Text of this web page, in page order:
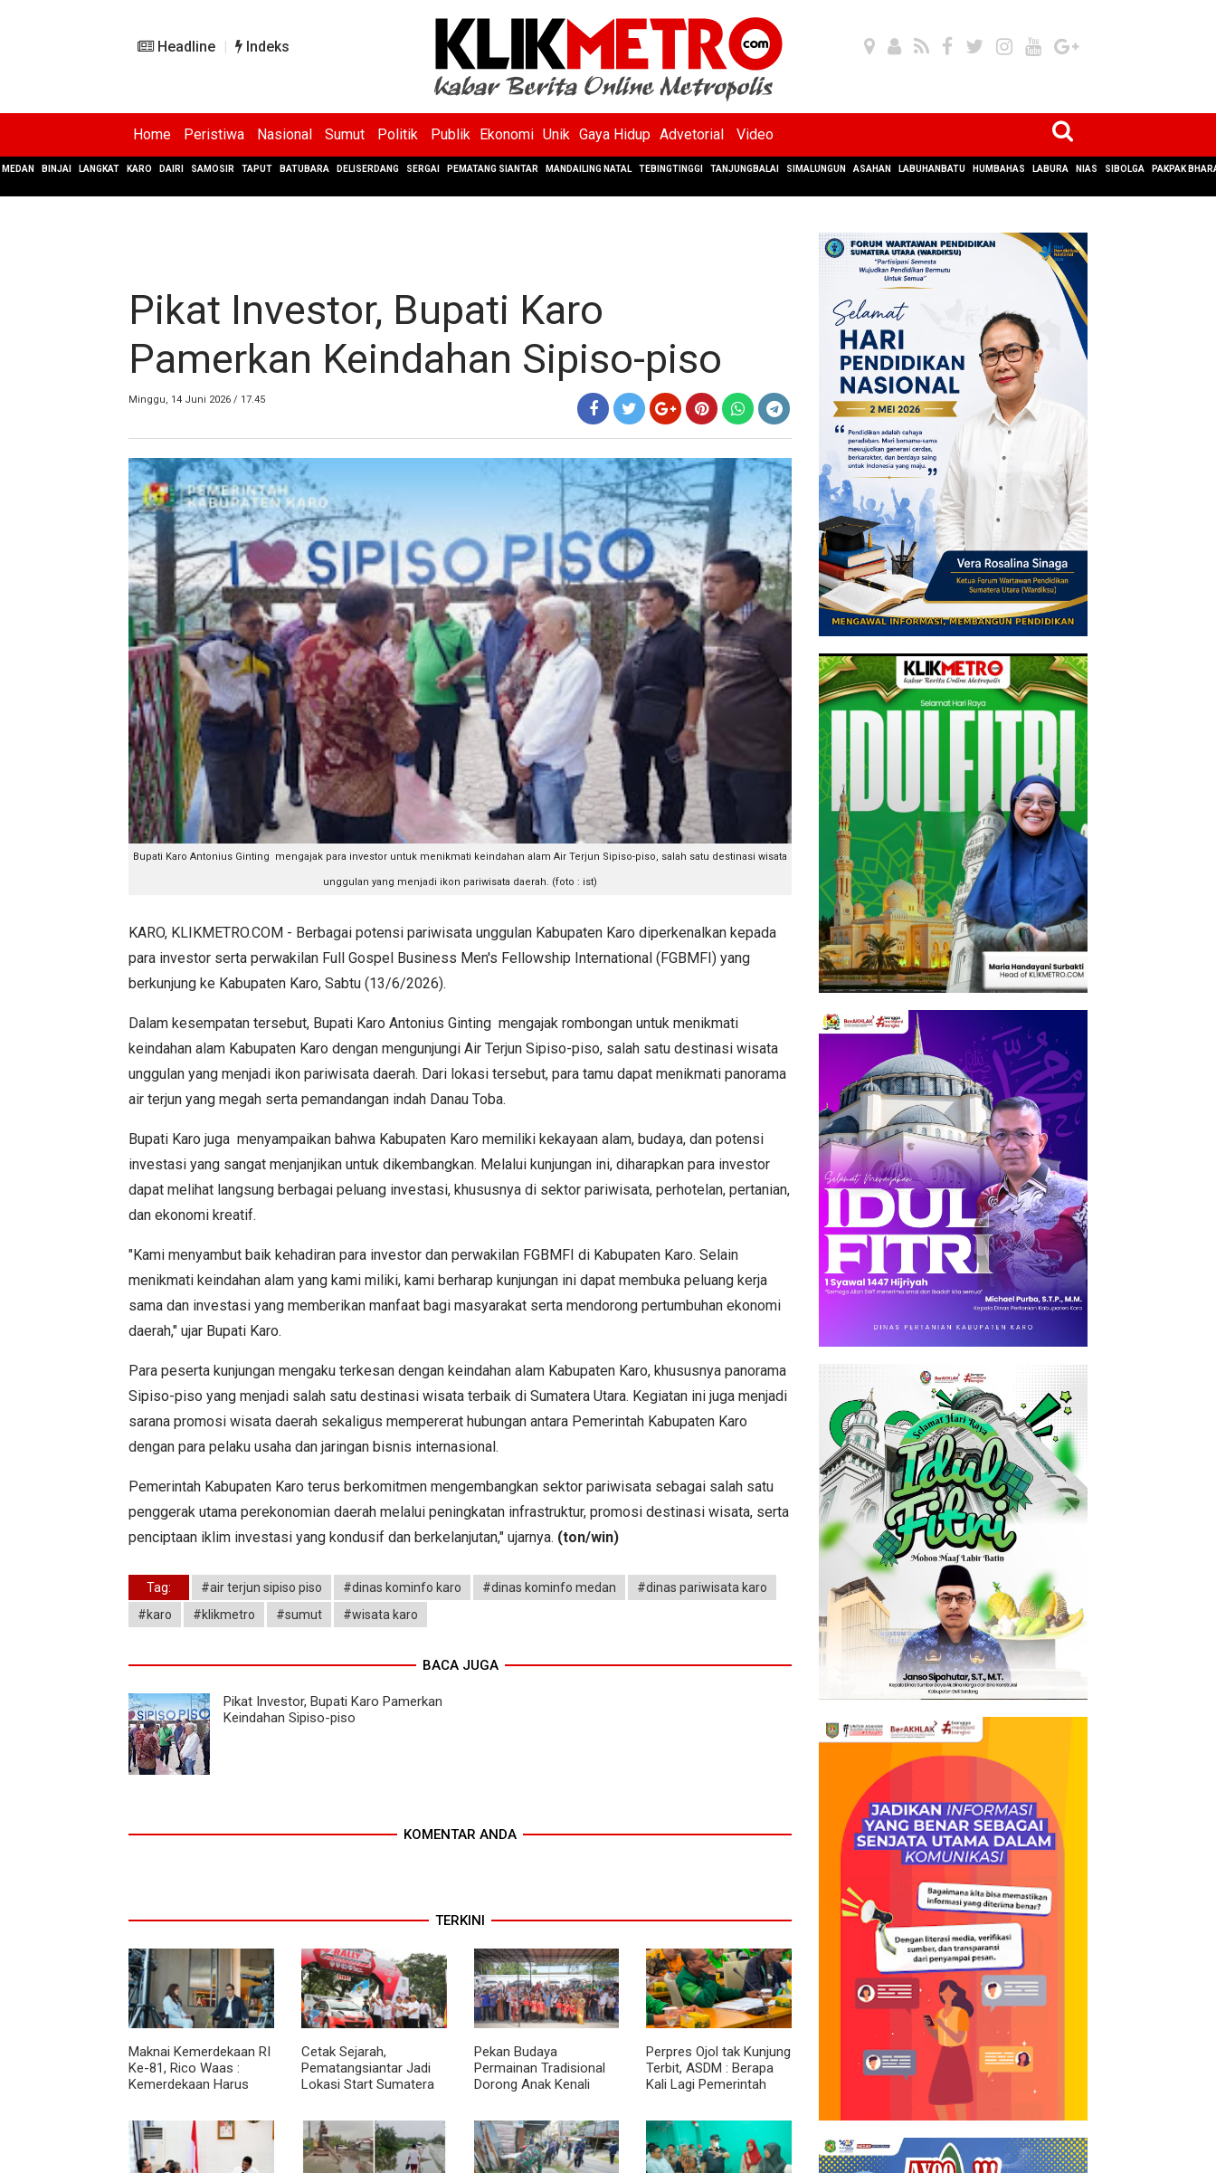
Headline Indeks
Home Peristiwa Nasional Sumut Politik Publik Ekonomi Unik Gaya Hidup Advetorial Video
MEDAN BINJAI LANGKAT KARO DAIRI SAMOSIR TAPUT BATUBARA DELISERDANG SERGAI PEMATANG SIANTAR MANDAILING NATAL TEBINGTINGGI TANJUNGBALAI SIMALUNGUN ASAHAN LABUHANBATU HUMBAHAS LABURA NIAS SIBOLGA PAKPAK
Pikat Investor, Bupati Karo
Pamerkan Keindahan Sipiso-piso
Minggu, 14 Juni 2026 / 17.45
Bupati Karo Antonius Ginting mengajak para investor untuk menikmati keindahan alam Air Terjun Sipiso-piso, salah satu destinasi wisata
unggulan yang menjadi ikon pariwisata daerah. (foto : ist)
KARO, KLIKMETRO.COM - Berbagai potensi pariwisata unggulan Kabupaten Karo diperkenalkan kepada
para investor serta perwakilan Full Gospel Business Men's Fellowship International (FGBMFI) yang
berkunjung ke Kabupaten Karo, Sabtu (13/6/2026).
Dalam kesempatan tersebut, Bupati Karo Antonius Ginting mengajak rombongan untuk menikmati
keindahan alam Kabupaten Karo dengan mengunjungi Air Terjun Sipiso-piso, salah satu destinasi wisata
unggulan yang menjadi ikon pariwisata daerah. Dari lokasi tersebut, para tamu dapat menikmati panorama
air terjun yang megah serta pemandangan indah Danau Toba.
Bupati Karo juga menyampaikan bahwa Kabupaten Karo memiliki kekayaan alam, budaya, dan potensi
investasi yang sangat menjanjikan untuk dikembangkan. Melalui kunjungan ini, diharapkan para investor
dapat melihat langsung berbagai peluang investasi, khususnya di sektor pariwisata, perhotelan, pertanian,
dan ekonomi kreatif.
"Kami menyambut baik kehadiran para investor dan perwakilan FGBMFI di Kabupaten Karo. Selain
menikmati keindahan alam yang kami miliki, kami berharap kunjungan ini dapat membuka peluang kerja
sama dan investasi yang memberikan manfaat bagi masyarakat serta mendorong pertumbuhan ekonomi
daerah," ujar Bupati Karo.
Para peserta kunjungan mengaku terkesan dengan keindahan alam Kabupaten Karo, khususnya panorama
Sipiso-piso yang menjadi salah satu destinasi wisata terbaik di Sumatera Utara. Kegiatan ini juga menjadi
sarana promosi wisata daerah sekaligus mempererat hubungan antara Pemerintah Kabupaten Karo
dengan para pelaku usaha dan jaringan bisnis internasional.
Pemerintah Kabupaten Karo terus berkomitmen mengembangkan sektor pariwisata sebagai salah satu
penggerak utama perekonomian daerah melalui peningkatan infrastruktur, promosi destinasi wisata, serta
penciptaan iklim investasi yang kondusif dan berkelanjutan," ujarnya. (ton/win)
Tag: #air terjun sipiso piso #dinas kominfo karo #dinas kominfo medan
#dinas pariwisata karo
#karo
#klikmetro #sumut #wisata karo
BACA JUGA
Pikat Investor, Bupati Karo Pamerkan
Keindahan Sipiso-piso
KOMENTAR ANDA
TERKINI
Maknai Kemerdekaan RI
Ke-81, Rico Waas :
Kemerdekaan Harus
Lewat Peningkatan
Pelayanan Primer
Cetak Sejarah,
Pematangsiantar Jadi
Lokasi Start Sumatera
Pekan Budaya
Permainan Tradisional
Dorong Anak Kenali
Ketergantungan Gadget
Perpres Ojol tak Kunjung
Terbit, ASDM : Berapa
Kali Lagi Pemerintah